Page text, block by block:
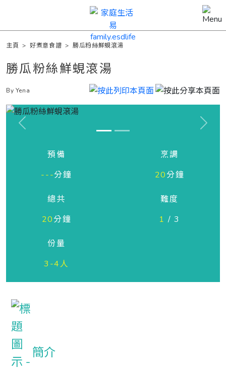
主頁 >好煮意食譜 >勝瓜粉絲鮮蜆滾湯
勝瓜粉絲鮮蜆滾湯
By Yena
Previous Next
預備
---分鐘
烹調
20分鐘
總共
20分鐘
難度
1 / 3
份量
3-4人
簡介